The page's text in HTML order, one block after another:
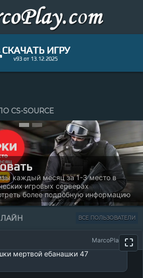
СКАЧАТЬ ИГРУ
v93 от 13.12.2025
SOURCE
за 1-3 место в
серверах
информацию
Большое
доступно
ВСЕ ПОЛЬЗОВАТЕЛИ
MarcoPlay.com
⛶
назад
:(
мертвой ебанашки 47